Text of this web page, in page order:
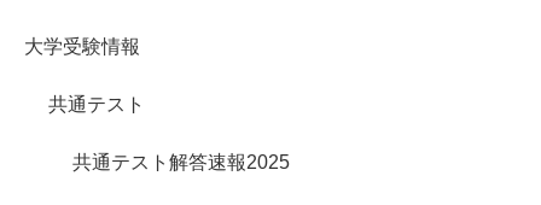
大学受験情報
共通テスト
共通テスト解答速報2025